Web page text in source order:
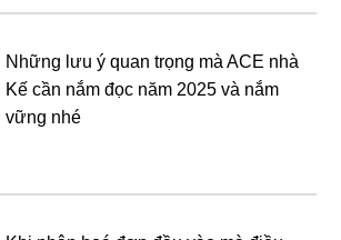
Những lưu ý quan trọng mà ACE nhà
Kế cần nắm đọc năm 2025 và nắm
vững nhé